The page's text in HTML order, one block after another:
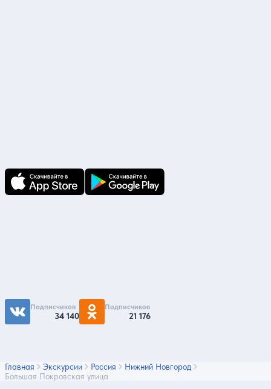
Подписчиков
34 140
Подписчиков
21 176
Главная Экскурсии Россия
Нижний Новгород
Большая Покровская улица